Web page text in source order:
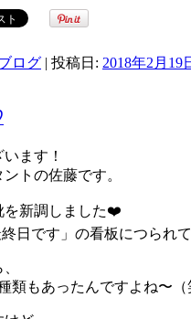
ログ | 投稿日: 2018年2月19
ます！
トの佐藤です。
を新調しました❤️
終日です」の看板につられ
類もあったんですよね〜（